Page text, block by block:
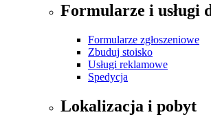
Formularze i usługi
Formularze zgłoszeniowe
Zbuduj stoisko
Usługi reklamowe
Spedycja
Lokalizacja i pobyt